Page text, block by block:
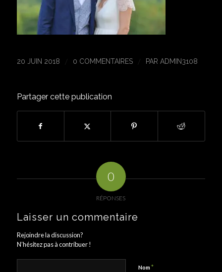
20 JUIN 2018 / 0 COMMENTAIRES / PAR ADMIN3108
Partager cette publication
0
RÉPONSES
Laisser un commentaire
Rejoindre la discussion?
N’hésitez pas à contribuer !
Nom*